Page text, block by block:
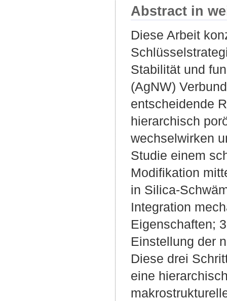
Abstract in
Diese Arbeit
Stabilität und
(AgNW)
entscheidende
hierarchisch
wechselwirken
Studie einem
Modifikation
in Silica-
Integration
Eigenschaften;
Einstellung der
Diese drei
eine